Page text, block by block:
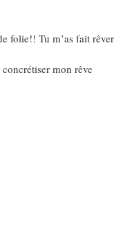
folie!! Tu m’as fait rêver
concrétiser mon rêve